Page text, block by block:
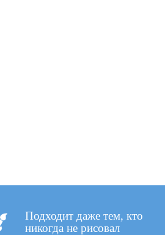
Подходит даже тем, кто
никогда не рисовал